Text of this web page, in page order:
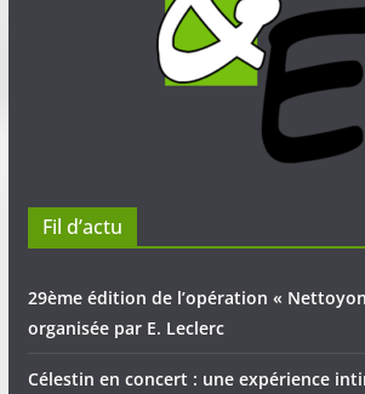
Fil d’actu
29ème édition de l’opération «
organisée par E. Leclerc
Célestin en concert : une expérience